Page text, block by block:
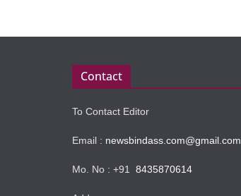
Contact
To Contact Editor
Email : newsbindass.com@gmail.com
Mo. No : +91 8435870614